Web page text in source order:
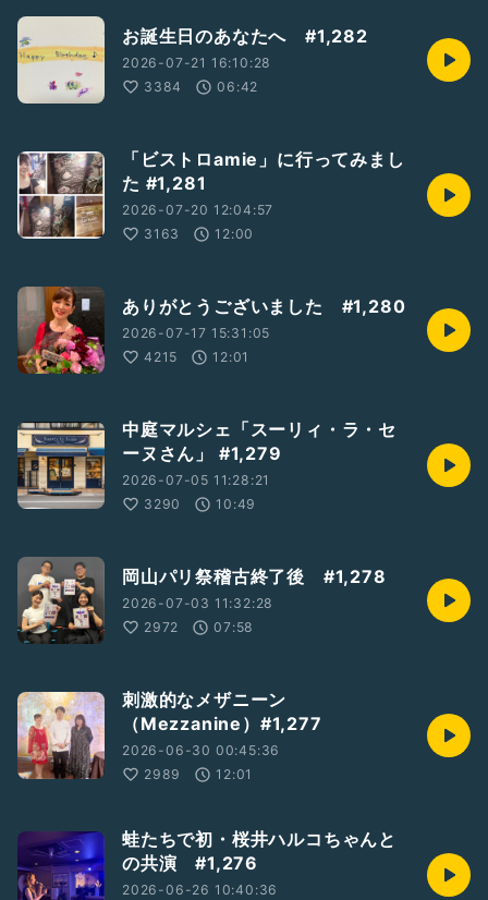
お誕生日のあなたへ #1,282
2026-07-21 16:10:28
3384
06:42
「ビストロamie」に行ってみまし
た #1,281
2026-07-20 12:04:57
3163
12:00
ありがとうございました #1,280
2026-07-17 15:31:05
4215
12:01
中庭マルシェ「スーリィ・ラ・セ
ーヌさん」 #1,279
2026-07-05 11:28:21
3290
10:49
岡山パリ祭稽古終了後 #1,278
2026-07-03 11:32:28
2972
07:58
刺激的なメザニーン
（Mezzanine）#1,277
2026-06-30 00:45:36
2989
12:01
蛙たちで初・桜井ハルコちゃんと
の共演 #1,276
2026-06-26 10:40:36